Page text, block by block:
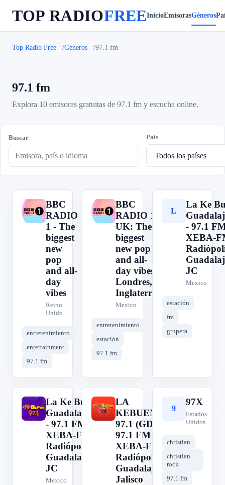
TOP RADIOFREEInicioEmisorasGéneros
Top Radio Free Géneros 97.1 fm
97.1 fm
Explora 10 emisoras gratuitas de 97.1 fm y escucha online.
Buscar País
B
BBC
RADIO
1 - The
biggest
new
pop
and all-
day
vibes
Reino
Unido
entretenimiento
entertainment
97.1 fm
B
BBC
RADIO 1
UK: The
biggest
new pop
and all-
day vibes.
Londres,
Inglaterra
Mexico
entretenimiento
estación
97.1 fm
L
La Ke
- 97.1
XEBA-
JC
Mexico
estación
fm
grupera
L
La Ke Buena
Guadalajara
- 97.1 FM -
XEBA-FM -
Radiópolis -
Guadalajara,
JC
Mexico
L
LA
KEBUENA
97.1 (GDL) -
97.1 FM -
XEBA-FM -
Radiópolis -
Guadalajara,
Jalisco
9
97X
Estados
Unidos
christian
christian
rock
97.1 fm